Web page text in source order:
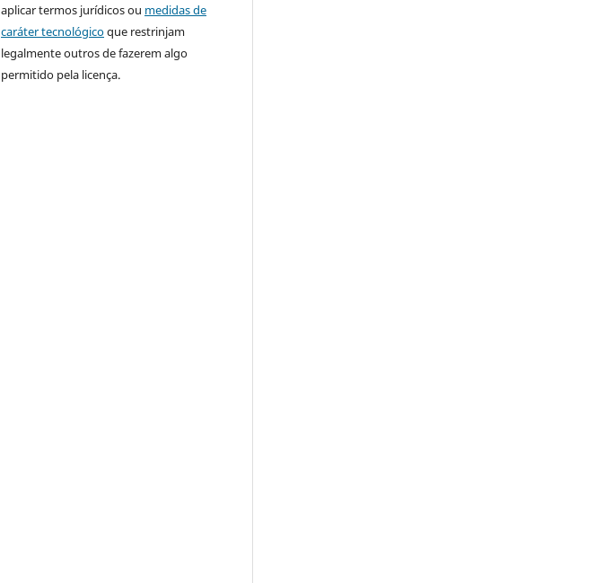
aplicar termos jurídicos ou medidas de
caráter tecnológicoque restrinjam
legalmente outros de fazerem algo
permitido pela licença.